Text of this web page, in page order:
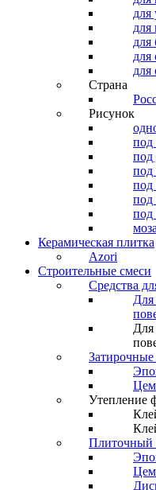
для
для
для
для
Страна
Рисунок
под
под
под
под
под
под
Керамическая плитка
Azori
Строительные смеси
Средства
Для
Для
Затирочные
Утепление
Плиточный